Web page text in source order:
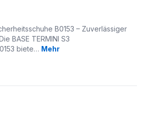
B0153 – Zuverlässiger
BASE TERMINI S3
biete… Mehr